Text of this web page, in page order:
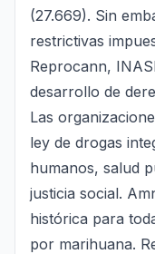
(27.669). Sin
restrictivas
Reprocann,
desarrollo de
Las
ley de drogas
humanos, salud
justicia social.
histórica para
por marihuana.